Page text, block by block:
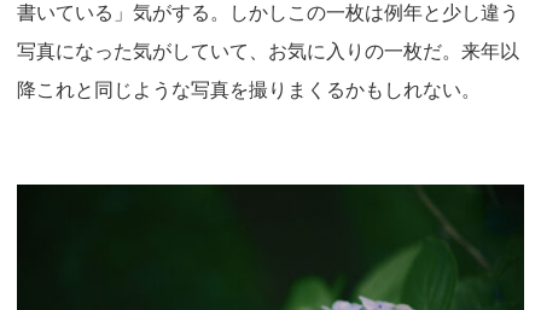
書いている」気がする。しかしこの一枚は例年と少し違う
写真になった気がしていて、お気に入りの一枚だ。来年以
降これと同じような写真を撮りまくるかもしれない。